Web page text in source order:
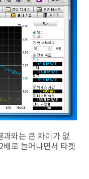
와는 큰 차이가 없
로 늘어나면서 타켓